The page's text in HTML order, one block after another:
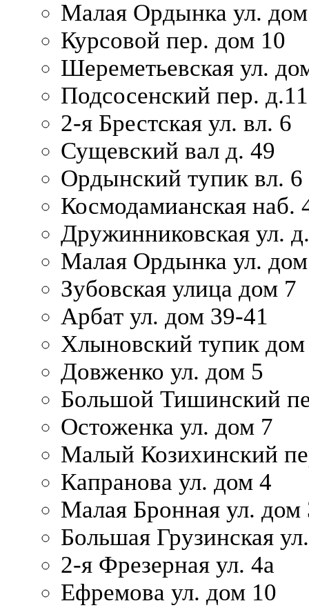
Малая Ордынка ул.
Курсовой пер. дом 10
Шереметьевская ул.
Подсосенский пер. д.11
2-я Брестская ул. вл. 6
Сущевский вал д. 49
Ордынский тупик вл. 6
Космодамианская наб.
Дружинниковская ул.
Малая Ордынка ул.
Зубовская улица дом 7
Арбат ул. дом 39-41
Хлыновский тупик
Довженко ул. дом 5
Большой Тишинский
Остоженка ул. дом 7
Малый Козихинский
Капранова ул. дом 4
Малая Бронная ул. дом
Большая Грузинская
2-я Фрезерная ул. 4а
Ефремова ул. дом 10